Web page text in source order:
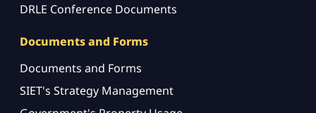
DRLE Conference Documents
Documents and Forms
Documents and Forms
SIET's Strategy Management